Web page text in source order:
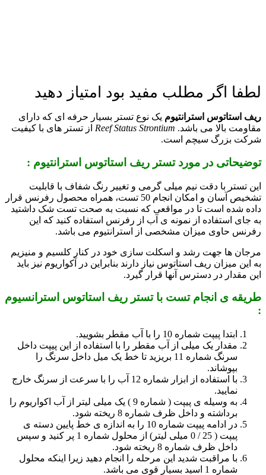
لطفا اگر مطلب مفید بود امتیاز دهید
ریف استاتوس استرانتیوم یک نوع تستر بسیار حرفه ای که دارای
مقاومت بالا می باشد. Reef Status Strontium از تستر های با کیفیت
شرکت بزرگ سیچم است.
توضیحاتی در مورد تستر ریف استاتوس استرانتیوم :
این تستر با دقت نیم میلی گرمی و تغییر رنگ شفاف با قابلیت
تشخیص آسان و امکان انجام 50 تست، همراه محصول رفرنس قرار
داده شده است تا در مواقعی که نسبت به صحت تست شک داشتید
به جای استفاده از نمونه ی آب از رفرنس استفاده کنید که این
رفرنس حاوی میزان مشخصی از استرانتیوم می باشد.
مرجان ها جهت رشد و اسکلت سازی خود در کنار کلسیم و منیزیم
به این میزان ریف استاتوس نیاز دارند بنابراین در آکواریوم نیز باید
این مقدار در دسترس آنها قرار گیرد.
طریقه ی انجام تست با تستر ریف استاتوس استرانسیوم
:
ابتدا پیپت شماره 10 را با آب مقطر بشویید.
مقدار یک میلی از آب مقطر را با استفاده از این پیپت داخل
سرنگ شماره 11 بریزید تا خط یک میل داخل سرنگ را
بپوشاند.
با استفاده از ابزار شماره 12 آب را با سرعت از سرنگ خارج
نمایید.
به وسیله ی پیپت ( شماره 9 ) یک میلی لیتر از آب اکواریوم را
برداشته و داخل ظرف شماره 8 ریخته شود.
در ادامه پیپت شماره 10 را به اندازه ی خط پایین دسته ی
پیپت ( 25 / 0 میلی لیتر) از محلول شماره 1 پر کنید و سپس
داخل ظرف شماره 8 ریخته شود.
با مراقبت شدید این مرحله را انجام دهید زیرا اینکه محلول
شماره 1 اسید بسیار قوی می باشد.